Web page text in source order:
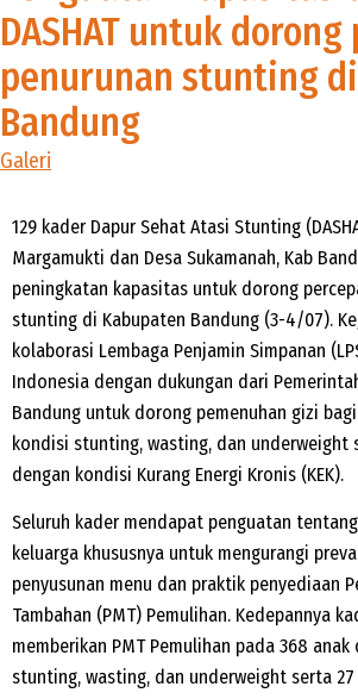
DASHAT untuk
penurunan stunting
Bandung
Galeri
129 kader Dapur Sehat Atasi Stunting
Margamukti dan Desa Sukamanah, Kab
peningkatan kapasitas untuk dorong
stunting di Kabupaten Bandung (3-4/07).
kolaborasi Lembaga Penjamin Simpanan
Indonesia dengan dukungan dari
Bandung untuk dorong pemenuhan gizi
kondisi stunting, wasting, dan underweight
dengan kondisi Kurang Energi Kronis (KEK).
Seluruh kader mendapat penguatan
keluarga khususnya untuk mengurangi
penyusunan menu dan praktik penyediaan
Tambahan (PMT) Pemulihan. Kedepannya
memberikan PMT Pemulihan pada 368
stunting, wasting, dan underweight serta